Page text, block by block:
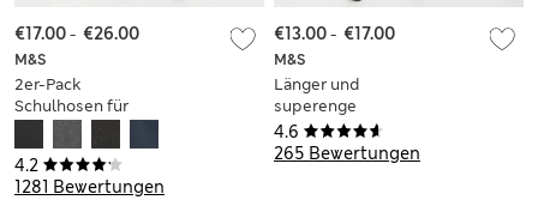
4.2
1281 Bewertungen
M&S
2er-Pack
Schulhosen für
Jungen mit
schmalem Bein (2–
18 Jahre)
€17.00- €26.00
4.6
265 Bewertungen
M&S
Länger und
superenge
Schulhose für
Jungen (2–18 J.)
€13.00- €17.00